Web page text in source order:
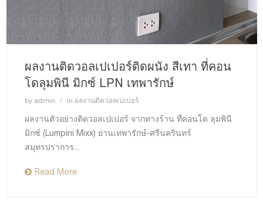
ผลงานติดวอลเปเปอร์ติดผนัง สีเทา ที่คอน
โดลุมพินี มิกซ์ LPN เทพารักษ์
by admin in ผลงานติดวอลเปเปอร์
ผลงานตัวอย่างติดวอลเปเปอร์ จากทางร้าน ที่คอนโด ลุมพินี
มิกซ์ (Lumpini Mixx) ย่านเทพารักษ์-ศรีนครินทร์
สมุทรปราการ...
Read More